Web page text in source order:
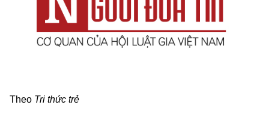
Theo Tri thức trẻ